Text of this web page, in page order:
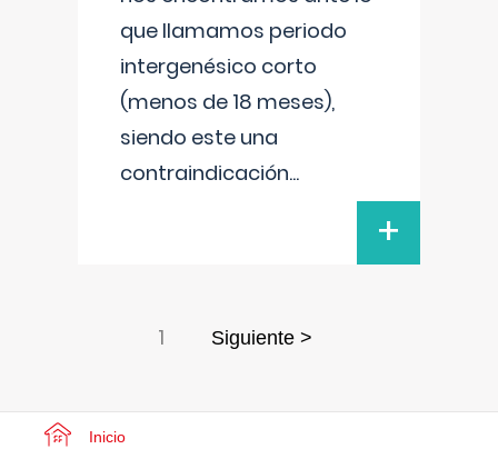
que llamamos periodo
intergenésico corto
(menos de 18 meses),
siendo este una
contraindicación...
+
1 Siguiente >
Inicio